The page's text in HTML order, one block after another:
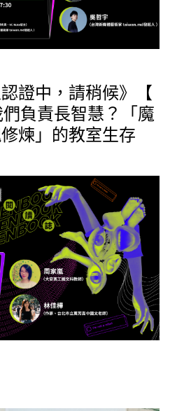
證中，請稍候》【
負責長智慧？「魔
煉」的教室生存